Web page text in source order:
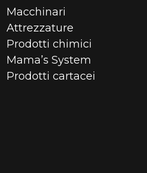
Macchinari
Attrezzature
Prodotti chimici
Mama’s System
Prodotti cartacei